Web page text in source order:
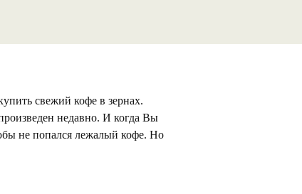
свежий кофе в зернах.
недавно. И когда Вы
не попался лежалый кофе. Но